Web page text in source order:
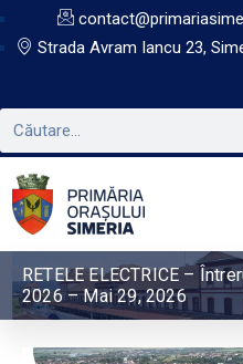
Strada Avram Iancu 23,
RETELE ELECTRICE –
2026 – Mai 29, 2026